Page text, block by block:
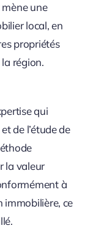
mène une
local, en
propriétés
région.
qui
de l’étude de
la valeur
à
immobilière, ce